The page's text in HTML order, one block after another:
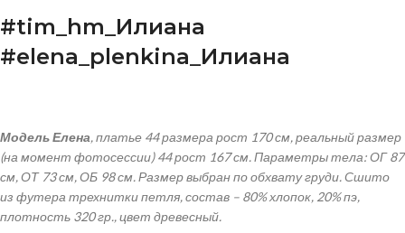
#tim hm _Илиана
#elena plenkina _Илиана
Модель Елена, платье 44 размера рост 170 см, реальный размер
(на момент фотосессии) 44 рост 167 см.Параметры тела: ОГ 87
см, ОТ 73 см, ОБ 98 см. Размер выбран по обхвату груди. Сшито
из футера трехнитки петля, состав – 80% хлопок, 20% пэ,
плотность 320 гр., цвет древесный.